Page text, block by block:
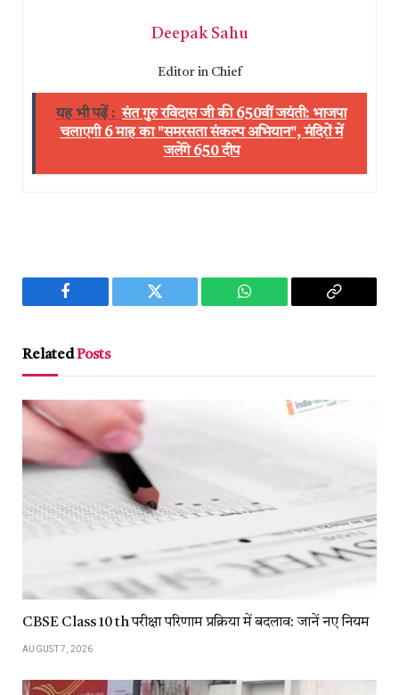
Deepak Sahu
Editor in Chief
यह भी पढ़ें : संत गुरु रविदास जी की 650वीं जयंती: भाजपा
चलाएगी 6 माह का "समरसता संकल्प अभियान", मंदिरों में
जलेंगे 650 दीप
Facebook Twitter WhatsApp
Copy
RelatedPosts
CBSE Class 10 th परीक्षा परिणाम प्रक्रिया में बदलाव: जानें नए नियम
AUGUST 7, 2026